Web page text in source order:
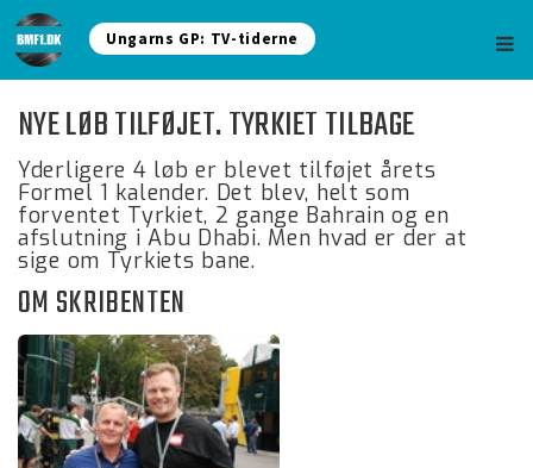
Ungarns GP: TV-tiderne
NYE LØB TILFØJET. TYRKIET TILBAGE
Yderligere 4 løb er blevet tilføjet årets
Formel 1 kalender. Det blev, helt som
forventet Tyrkiet, 2 gange Bahrain og en
afslutning i Abu Dhabi. Men hvad er der at
sige om Tyrkiets bane.
OM SKRIBENTEN